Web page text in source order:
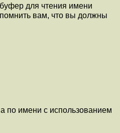
для чтения имени
вам, что вы должны
по имени с использованием